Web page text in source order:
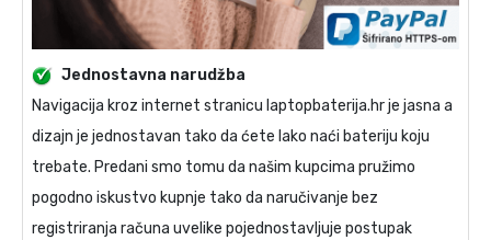
Jednostavna narudžba
Navigacija kroz internet stranicu laptopbaterija.hr je jasna a
dizajn je jednostavan tako da ćete lako naći bateriju koju
trebate. Predani smo tomu da našim kupcima pružimo
pogodno iskustvo kupnje tako da naručivanje bez
registriranja računa uvelike pojednostavljuje postupak